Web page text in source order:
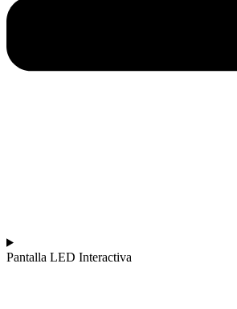
Pantalla LED Interactiva